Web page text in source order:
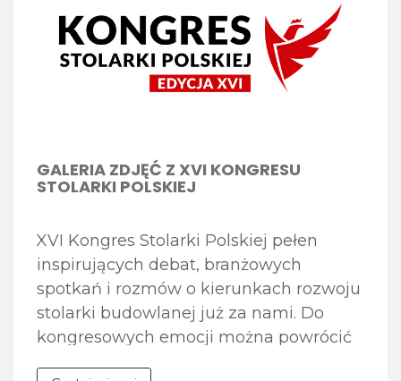
GALERIA ZDJĘĆ Z XVI KONGRESU
STOLARKI POLSKIEJ
XVI Kongres Stolarki Polskiej pełen
inspirujących debat, branżowych
spotkań i rozmów o kierunkach rozwoju
stolarki budowlanej już za nami. Do
kongresowych emocji można powrócić